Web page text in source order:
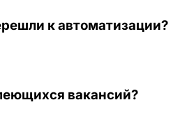
к автоматизации?
вакансий?